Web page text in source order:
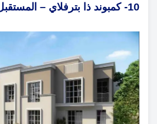
10- كمبوند ذا بترفلاي – المستقبل سيتي